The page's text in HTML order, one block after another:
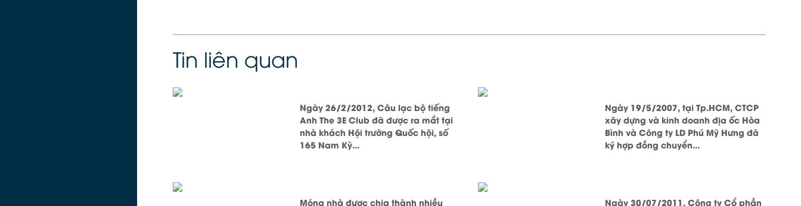
Tin liên quan
Ngày 26/2/2012, Câu lạc bộ tiếng
Anh The 3E Club đã được ra mắt tại
nhà khách Hội trường Quốc hội, số
165 Nam Kỳ...
Ngày 19/5/2007, tại Tp.HCM, CTCP
xây dựng và kinh doanh địa ốc Hòa
Bình và Công ty LD Phú Mỹ Hưng đã
ký hợp đồng chuyển...
Móng nhà được chia thành nhiều Ngày 30/07/2011, Công ty Cổ phần